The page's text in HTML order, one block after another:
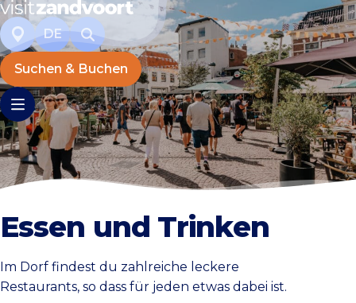
DE
Suchen & Buchen
Essen und Trinken
Im Dorf findest du zahlreiche leckere
Restaurants, so dass für jeden etwas dabei ist.